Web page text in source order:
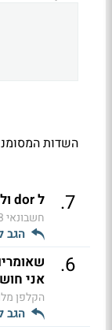
השדות
7
. ל dor ולעורבנית
חשבונאי
הגב
6
.
אני
הקלפן
הגב